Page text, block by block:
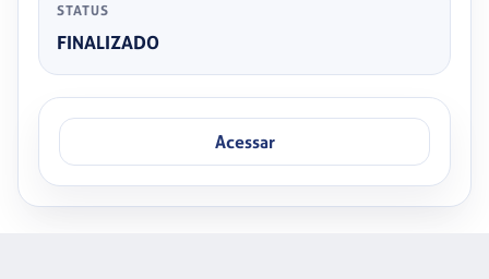
STATUS
FINALIZADO
Acessar